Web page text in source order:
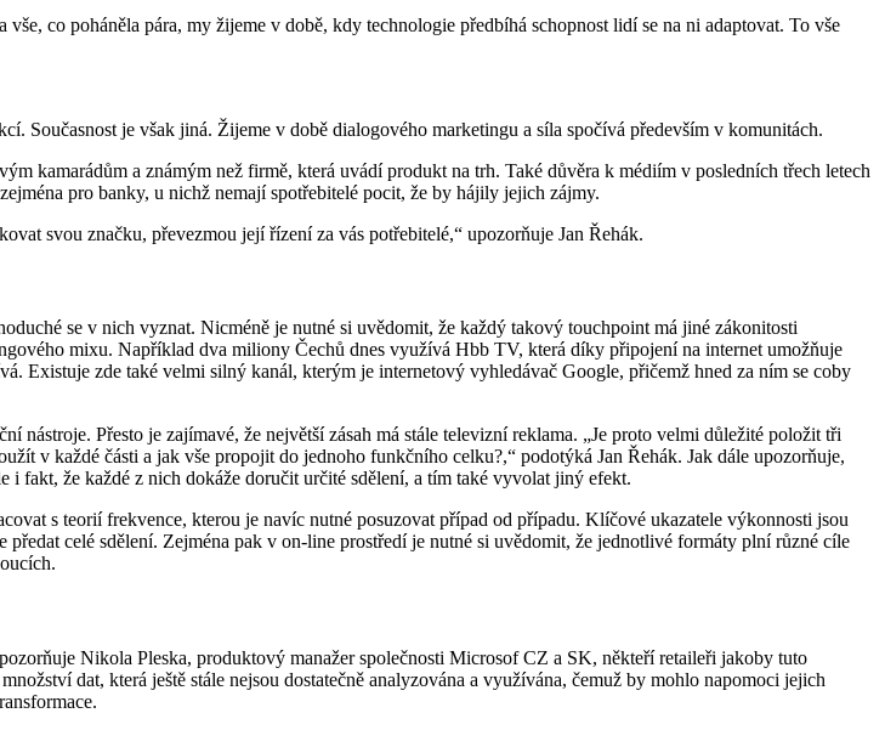
co poháněla pára, my žijeme v době, kdy technologie předbíhá schopnost lidí se na ni adaptovat. To vše
Současnost je však jiná. Žijeme v době dialogového marketingu a síla spočívá především v komunitách.
kamarádům a známým než firmě, která uvádí produkt na trh. Také důvěra k médiím v posledních třech letech
pro banky, u nichž nemají spotřebitelé pocit, že by hájily jejich zájmy.
svou značku, převezmou její řízení za vás potřebitelé,“ upozorňuje Jan Řehák.
se v nich vyznat. Nicméně je nutné si uvědomit, že každý takový touchpoint má jiné zákonitosti
mixu. Například dva miliony Čechů dnes využívá Hbb TV, která díky připojení na internet umožňuje
Existuje zde také velmi silný kanál, kterým je internetový vyhledávač Google, přičemž hned za ním se coby
Přesto je zajímavé, že největší zásah má stále televizní reklama. „Je proto velmi důležité položit tři
v každé části a jak vše propojit do jednoho funkčního celku?,“ podotýká Jan Řehák. Jak dále upozorňuje,
i fakt, že každé z nich dokáže doručit určité sdělení, a tím také vyvolat jiný efekt.
s teorií frekvence, kterou je navíc nutné posuzovat případ od případu. Klíčové ukazatele výkonnosti jsou
celé sdělení. Zejména pak v on-line prostředí je nutné si uvědomit, že jednotlivé formáty plní různé cíle
Nikola Pleska, produktový manažer společnosti Microsof CZ a SK, někteří retaileři jakoby tuto
dat, která ještě stále nejsou dostatečně analyzována a využívána, čemuž by mohlo napomoci jejich